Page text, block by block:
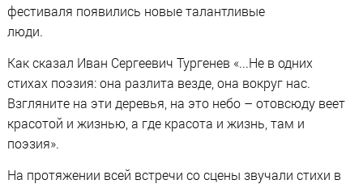
фестиваля появились новые талантливые
люди.
Как сказал Иван Сергеевич Тургенев «...Не в одних
стихах поэзия: она разлита везде, она вокруг нас.
Взгляните на эти деревья, на это небо – отовсюду веет
красотой и жизнью, а где красота и жизнь, там и
поэзия».
На протяжении всей встречи со сцены звучали стихи в